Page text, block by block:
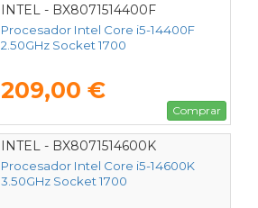
INTEL - BX8071514400F
Procesador Intel Core i5-14400F
2.50GHz Socket 1700
209,00 €
Comprar
INTEL - BX8071514600K
Procesador Intel Core i5-14600K
3.50GHz Socket 1700